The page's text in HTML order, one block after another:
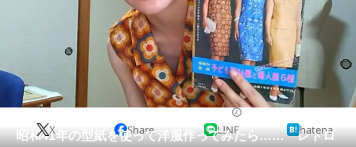
クイズ
地域
住まい 教育・育児
動物 リサーチ
会員記事
昭和41年の型紙を使って洋服作ってみたら…… レトロ
X Share LINE hatena